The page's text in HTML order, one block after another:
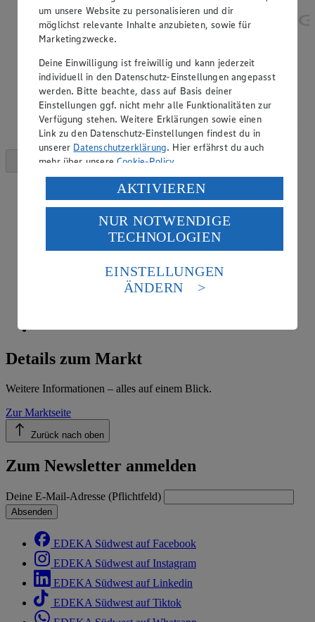
Details zum Markt
Weitere Informationen – alles auf einem Blick.
Zur Marktseite
Zurück nach oben
Zum Newsletter anmelden
Deine E-Mail-Adresse (Pflichtfeld)
Absenden
EDEKA Südwest auf Facebook
EDEKA Südwest auf Instagram
EDEKA Südwest auf Linkedin
EDEKA Südwest auf Tiktok
um unsere Website zu personalisieren und dir
möglichst relevante Inhalte anzubieten, sowie für
Marketingzwecke.
Deine Einwilligung ist freiwillig und kann jederzeit
individuell in den Datenschutz-Einstellungen angepasst
werden. Bitte beachte, dass auf Basis deiner
Einstellungen ggf. nicht mehr alle Funktionalitäten zur
Verfügung stehen. Weitere Erklärungen sowie einen
Link zu den Datenschutz-Einstellungen findest du in
unserer Datenschutzerklärung. Hier erfährst du auch
mehr über unsereCookie-Policy.
Verarbeitung deiner personenbezogenen Daten in den
USA durch Facebook und YouTube:
Wenn du auf „Aktivieren“ klickst, willigst du im Sinne
des Art. 49 Abs. 1 Satz 1 lit. a) DSGVO ein, dass deine
Daten in den USA verarbeitet werden. Der EuGH sieht
die USA als Land mit einem nach europäischen
Standards nicht angemessenen Datenschutzniveau an.
Es besteht das Risiko eines Zugriffs durch US-
Informationen zum Herausgeber der Seite findest du
AKTIVIEREN
NUR NOTWENDIGE
TECHNOLOGIEN
EINSTELLUNGEN
ÄNDERN